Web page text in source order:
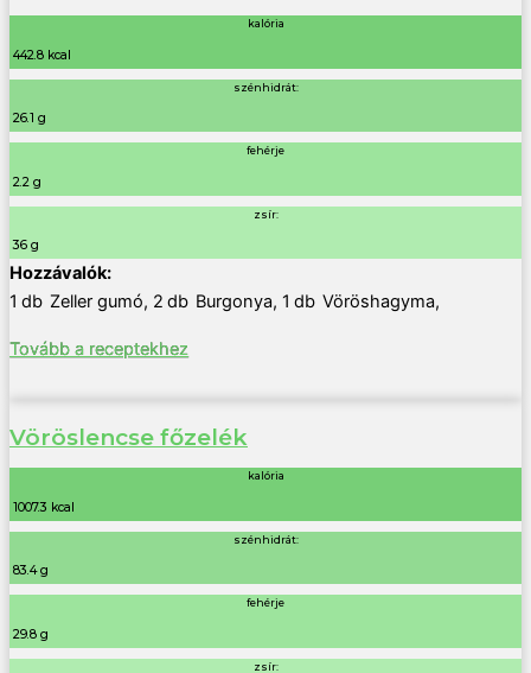
kalória
442.8 kcal
szénhidrát:
26.1 g
fehérje
2.2 g
zsír:
36 g
1 db Zeller gumó, 2 db Burgonya, 1 db Vöröshagyma,
Tovább a receptekhez
Vöröslencse főzelék
kalória
1007.3 kcal
szénhidrát:
83.4 g
fehérje
29.8 g
zsír: